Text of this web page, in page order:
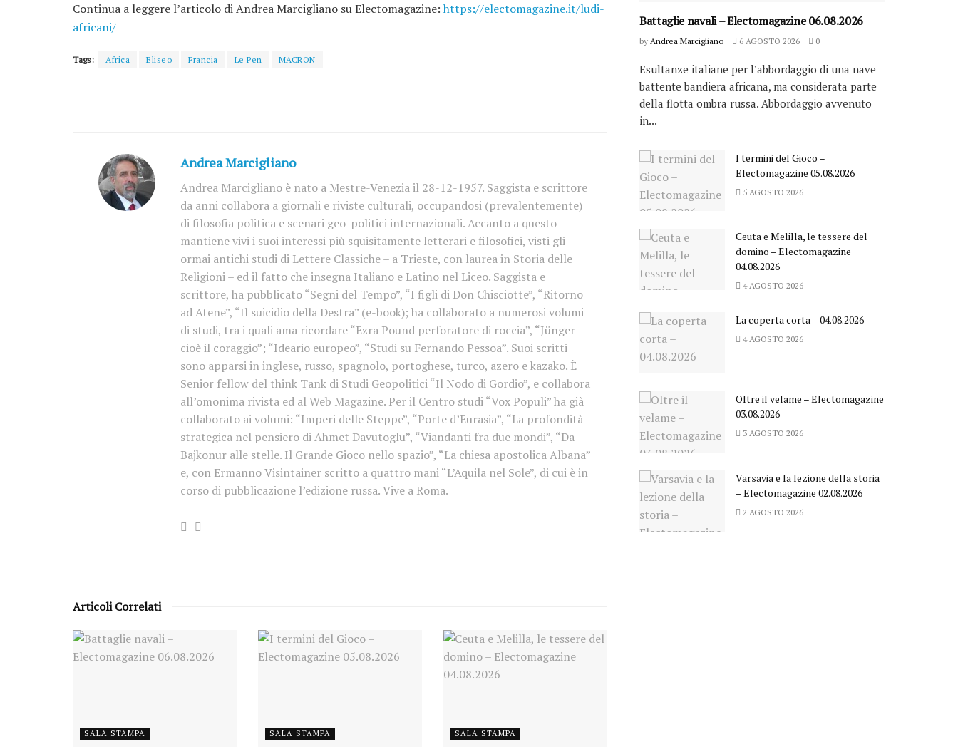
Continua a leggere l’articolo di Andrea Marcigliano su Electomagazine: https://electomagazine.it/ludi-
africani/
Tags: Africa Eliseo Francia Le Pen MACRON
Andrea Marcigliano
Andrea Marcigliano è nato a Mestre-Venezia il 28-12-1957. Saggista e scrittore
da anni collabora a giornali e riviste culturali, occupandosi (prevalentemente)
di filosofia politica e scenari geo-politici internazionali. Accanto a questo
mantiene vivi i suoi interessi più squisitamente letterari e filosofici, visti gli
ormai antichi studi di Lettere Classiche – a Trieste, con laurea in Storia delle
Religioni – ed il fatto che insegna Italiano e Latino nel Liceo. Saggista e
scrittore, ha pubblicato “Segni del Tempo”, “I figli di Don Chisciotte”, “Ritorno
ad Atene”, “Il suicidio della Destra” (e-book); ha collaborato a numerosi volumi
di studi, tra i quali ama ricordare “Ezra Pound perforatore di roccia”, “Jünger
cioè il coraggio”; “Ideario europeo”, “Studi su Fernando Pessoa”. Suoi scritti
sono apparsi in inglese, russo, spagnolo, portoghese, turco, azero e kazako. È
Senior fellow del think Tank di Studi Geopolitici “Il Nodo di Gordio”, e collabora
all’omonima rivista ed al Web Magazine. Per il Centro studi “Vox Populi” ha già
collaborato ai volumi: “Imperi delle Steppe”, “Porte d’Eurasia”, “La profondità
strategica nel pensiero di Ahmet Davutoglu”, “Viandanti fra due mondi”, “Da
Bajkonur alle stelle. Il Grande Gioco nello spazio”, “La chiesa apostolica Albana”
e, con Ermanno Visintainer scritto a quattro mani “L’Aquila nel Sole”, di cui è in
corso di pubblicazione l’edizione russa. Vive a Roma.
Articoli Correlati
SALA STAMPA SALA STAMPA SALA STAMPA
Battaglie navali – Electomagazine 06.08.2026
by Andrea Marcigliano 6 AGOSTO 2026 0
Esultanze italiane per l’abbordaggio di una nave
battente bandiera africana, ma considerata parte
della flotta ombra russa. Abbordaggio avvenuto
in...
I termini del Gioco –
Electomagazine 05.08.2026
5 AGOSTO 2026
Ceuta e Melilla, le tessere del
domino – Electomagazine
04.08.2026
4 AGOSTO 2026
La coperta corta – 04.08.2026
4 AGOSTO 2026
Oltre il velame – Electomagazine
03.08.2026
3 AGOSTO 2026
Varsavia e la lezione della storia
– Electomagazine 02.08.2026
2 AGOSTO 2026